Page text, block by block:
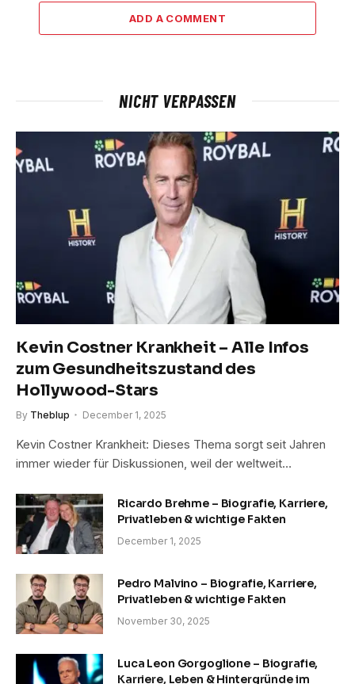
ADD A COMMENT
NICHT VERPASSEN
Kevin Costner Krankheit – Alle Infos
zum Gesundheitszustand des
Hollywood-Stars
By Theblup December 1, 2025
Kevin Costner Krankheit: Dieses Thema sorgt seit Jahren
immer wieder für Diskussionen, weil der weltweit…
Ricardo Brehme – Biografie, Karriere,
Privatleben & wichtige Fakten
December 1, 2025
Pedro Malvino – Biografie, Karriere,
Privatleben & wichtige Fakten
November 30, 2025
Luca Leon Gorgoglione – Biografie,
Karriere, Leben & Hintergründe im